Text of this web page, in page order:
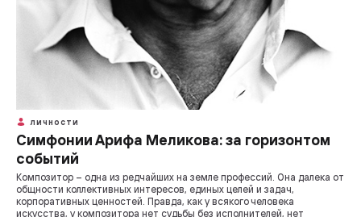
ЛИЧНОСТИ
Симфонии Арифа Меликова: за горизонтом
событий
Композитор – одна из редчайших на земле профессий. Она далека от
общности коллективных интересов, единых целей и задач,
корпоративных ценностей. Правда, как у всякого человека
искусства, у композитора нет судьбы без исполнителей, нет